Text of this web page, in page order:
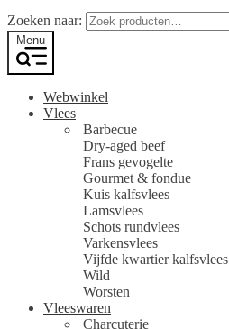
Zoeken naar:
Menu
Webwinkel
Vlees
Barbecue
Dry-aged beef
Frans gevogelte
Gourmet & fondue
Kuis kalfsvlees
Lamsvlees
Schots rundvlees
Varkensvlees
Vijfde kwartier kalfsvlees
Wild
Worsten
Vleeswaren
Charcuterie